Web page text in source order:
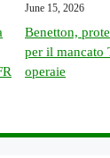
June 15, 2026
Benetton,
per il mancato
operaie